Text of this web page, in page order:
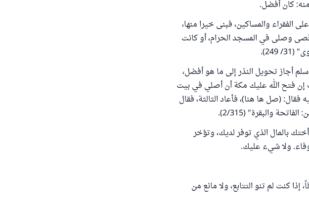
كان أفضل.
الفقراء والمساكين، فبنى خيرا منها،
وصلى في المسجد الحرام، أو كانت
أجاز تحويل النذر إلى ما هو أفضل،
إن فتح الله عليك مكة أن أصلي في بيت
(صل ها هنا)، فأعاد الثالثة، فقال
والبقرة" (2/315).
بالمال الذي توفر لديك، وتؤخر
ولا شيء عليك.
كنت لم تنو التتابع، ولا مانع من